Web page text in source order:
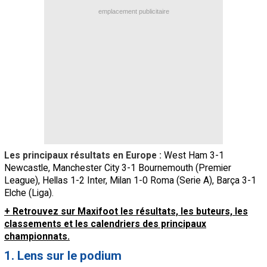
emplacement publicitaire
Les principaux résultats en Europe : West Ham 3-1
Newcastle, Manchester City 3-1 Bournemouth (Premier
League), Hellas 1-2 Inter, Milan 1-0 Roma (Serie A), Barça 3-1
Elche (Liga).
+ Retrouvez sur Maxifoot les résultats, les buteurs, les
classements et les calendriers des principaux
championnats.
1. Lens sur le podium